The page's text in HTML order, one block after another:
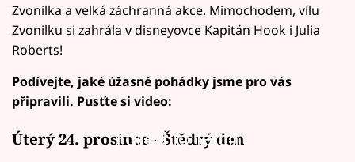
Zvonilka a velká záchranná akce. Mimochodem, vílu
Zvonilku si zahrála v disneyovce Kapitán Hook i Julia
Roberts!
Podívejte, jaké úžasné pohádky jsme pro vás
připravili. Pusťte si video:
Failed to fetch
Úterý 24. prosince - Štědrý den